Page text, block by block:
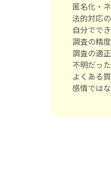
匿名化・
法的対応
自分でで
調査の精
調査の適
不明だっ
よくある質
感情では